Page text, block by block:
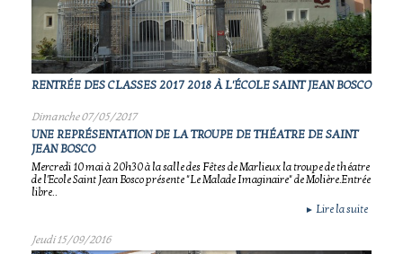
RENTRÉE DES CLASSES 2017 2018 À L'ÉCOLE SAINT JEAN BOSCO
Dimanche 07/05/2017
UNE REPRÉSENTATION DE LA TROUPE DE THÉATRE DE SAINT
JEAN BOSCO
Mercredi 10 mai à 20h30 à la salle des Fêtes de Marlieux la troupe de théatre
de l'Ecole Saint Jean Bosco présente "Le Malade Imaginaire" de Molière.Entrée
libre..
► Lire la suite
Jeudi 15/09/2016